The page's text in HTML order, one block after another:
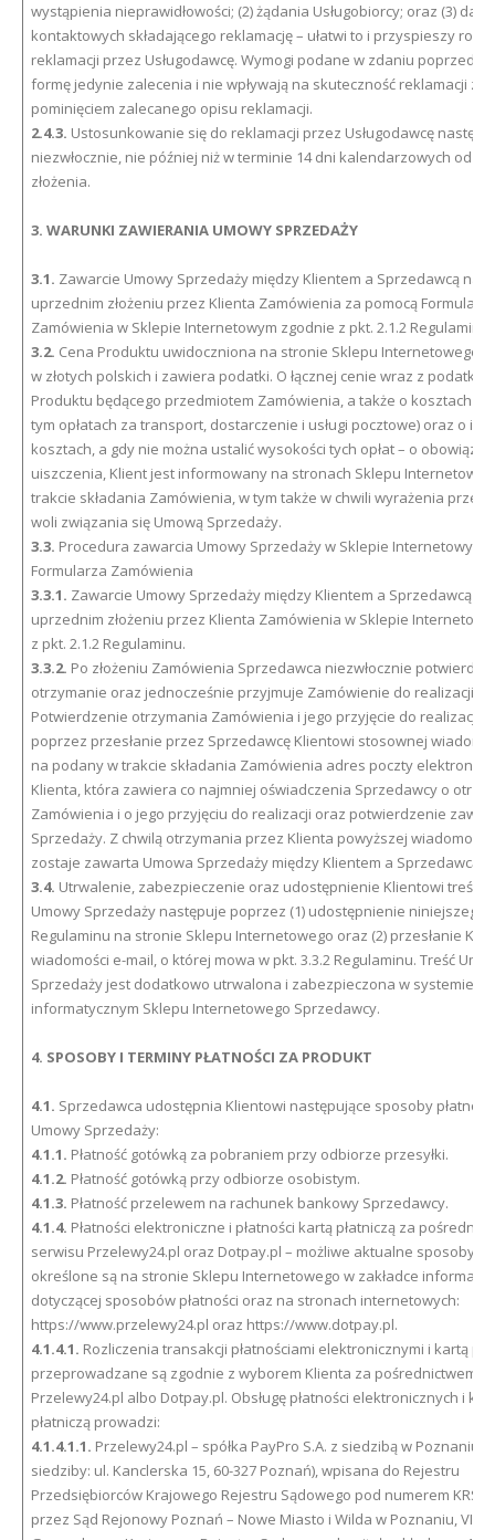
wystąpienia nieprawidłowości; (2) żądania Usługobiorcy; oraz (3)
kontaktowych składającego reklamację – ułatwi to i przyspieszy
reklamacji przez Usługodawcę. Wymogi podane w zdaniu
formę jedynie zalecenia i nie wpływają na skuteczność reklamacji
pominięciem zalecanego opisu reklamacji.
2.4.3. Ustosunkowanie się do reklamacji przez Usługodawcę
niezwłocznie, nie później niż w terminie 14 dni kalendarzowych od
złożenia.
3. WARUNKI ZAWIERANIA UMOWY SPRZEDAŻY
3.1. Zawarcie Umowy Sprzedaży między Klientem a Sprzedawcą
uprzednim złożeniu przez Klienta Zamówienia za pomocą
Zamówienia w Sklepie Internetowym zgodnie z pkt. 2.1.2 Regulaminu.
3.2. Cena Produktu uwidoczniona na stronie Sklepu Internetowego
w złotych polskich i zawiera podatki. O łącznej cenie wraz z
Produktu będącego przedmiotem Zamówienia, a także o kosztach
tym opłatach za transport, dostarczenie i usługi pocztowe) oraz o
kosztach, a gdy nie można ustalić wysokości tych opłat – o
uiszczenia, Klient jest informowany na stronach Sklepu
trakcie składania Zamówienia, w tym także w chwili wyrażenia przez
woli związania się Umową Sprzedaży.
3.3. Procedura zawarcia Umowy Sprzedaży w Sklepie Internetowym
Formularza Zamówienia
3.3.1. Zawarcie Umowy Sprzedaży między Klientem a Sprzedawcą
uprzednim złożeniu przez Klienta Zamówienia w Sklepie
z pkt. 2.1.2 Regulaminu.
3.3.2. Po złożeniu Zamówienia Sprzedawca niezwłocznie potwierdza
otrzymanie oraz jednocześnie przyjmuje Zamówienie do realizacji.
Potwierdzenie otrzymania Zamówienia i jego przyjęcie do realizacji
poprzez przesłanie przez Sprzedawcę Klientowi stosownej
na podany w trakcie składania Zamówienia adres poczty
Klienta, która zawiera co najmniej oświadczenia Sprzedawcy o
Zamówienia i o jego przyjęciu do realizacji oraz potwierdzenie
Sprzedaży. Z chwilą otrzymania przez Klienta powyższej wiadomości
zostaje zawarta Umowa Sprzedaży między Klientem a Sprzedawcą.
3.4. Utrwalenie, zabezpieczenie oraz udostępnienie Klientowi treści
Umowy Sprzedaży następuje poprzez (1) udostępnienie niniejszego
Regulaminu na stronie Sklepu Internetowego oraz (2) przesłanie
wiadomości e-mail, o której mowa w pkt. 3.3.2 Regulaminu. Treść
Sprzedaży jest dodatkowo utrwalona i zabezpieczona w systemie
informatycznym Sklepu Internetowego Sprzedawcy.
4. SPOSOBY I TERMINY PŁATNOŚCI ZA PRODUKT
4.1. Sprzedawca udostępnia Klientowi następujące sposoby
Umowy Sprzedaży:
4.1.1. Płatność gotówką za pobraniem przy odbiorze przesyłki.
4.1.2. Płatność gotówką przy odbiorze osobistym.
4.1.3. Płatność przelewem na rachunek bankowy Sprzedawcy.
4.1.4. Płatności elektroniczne i płatności kartą płatniczą za
serwisu Przelewy24.pl oraz Dotpay.pl – możliwe aktualne sposoby
określone są na stronie Sklepu Internetowego w zakładce
dotyczącej sposobów płatności oraz na stronach internetowych:
https://www.przelewy24.pl oraz https://www.dotpay.pl.
4.1.4.1. Rozliczenia transakcji płatnościami elektronicznymi i kartą
przeprowadzane są zgodnie z wyborem Klienta za pośrednictwem
Przelewy24.pl albo Dotpay.pl. Obsługę płatności elektronicznych i
płatniczą prowadzi:
4.1.4.1.1. Przelewy24.pl – spółka PayPro S.A. z siedzibą w Poznaniu
siedziby: ul. Kanclerska 15, 60-327 Poznań), wpisana do Rejestru
Przedsiębiorców Krajowego Rejestru Sądowego pod numerem KRS
przez Sąd Rejonowy Poznań – Nowe Miasto i Wilda w Poznaniu, VIII